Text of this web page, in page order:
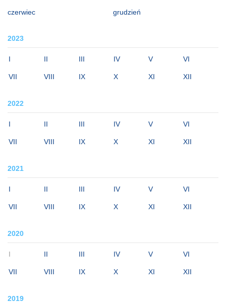
czerwiec grudzień
2023
I II III IV V VI
VII VIII IX X XI XII
2022
I II III IV V VI
VII VIII IX X XI XII
2021
I II III IV V VI
VII VIII IX X XI XII
2020
I II III IV V VI
VII VIII IX X XI XII
2019